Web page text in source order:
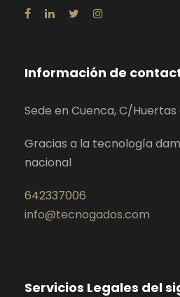
Información de
Sede en Cuenca, C/Huertas
Gracias a la tecnología
nacional
642337006
info@tecnogados.com
Servicios Legales del